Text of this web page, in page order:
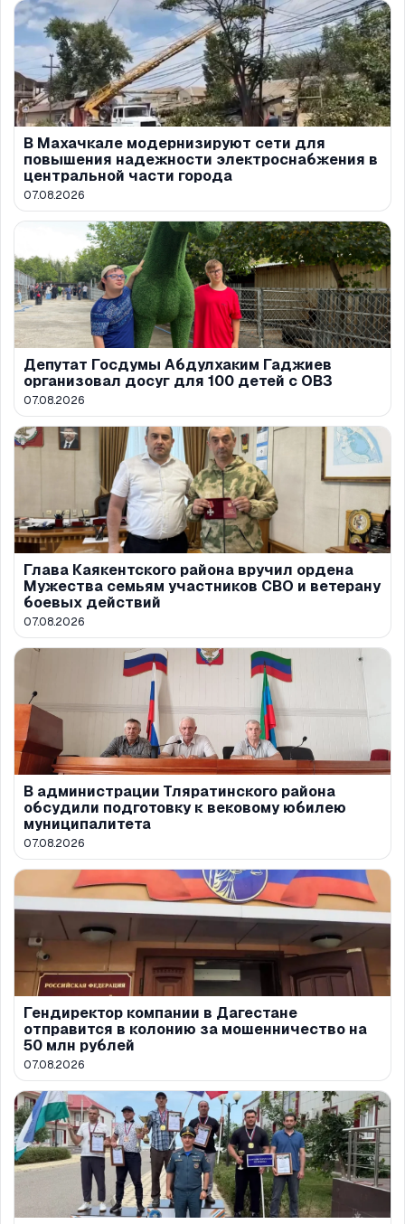
В Махачкале модернизируют сети для
повышения надежности электроснабжения в
центральной части города
07.08.2026
Депутат Госдумы Абдулхаким Гаджиев
организовал досуг для 100 детей с ОВЗ
07.08.2026
Глава Каякентского района вручил ордена
Мужества семьям участников СВО и ветерану
боевых действий
07.08.2026
В администрации Тляратинского района
обсудили подготовку к вековому юбилею
муниципалитета
07.08.2026
Гендиректор компании в Дагестане
отправится в колонию за мошенничество на
50 млн рублей
07.08.2026